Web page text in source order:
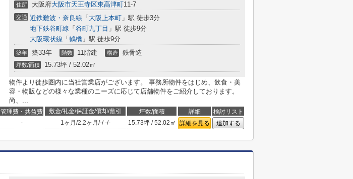
住所 大阪府大阪市天王寺区東高津町11-7
交通 近鉄難波・奈良線 「 大阪上本町 」駅 徒歩3分
地下鉄谷町線 「 谷町九丁目 」駅 徒歩9分
大阪環状線 「 鶴橋 」駅 徒歩9分
築年 築33年 階数 11階建 構造 鉄骨造
坪数/面積 15.73坪 / 52.02㎡
物件より徒歩圏内に当社営業店がございます。 事務所物件をはじめ、飲食・美
容・物販などの様々な業種のニーズに応じて店舗物件をご紹介しております。
尚、...
管理費・共益費 敷金/礼金/保証金/償却/敷引 坪数/面積 詳細
検討リスト
- 1ヶ月 /2.2ヶ月 /-/-/- 15.73坪 / 52.02㎡ 詳細を見る 追加する